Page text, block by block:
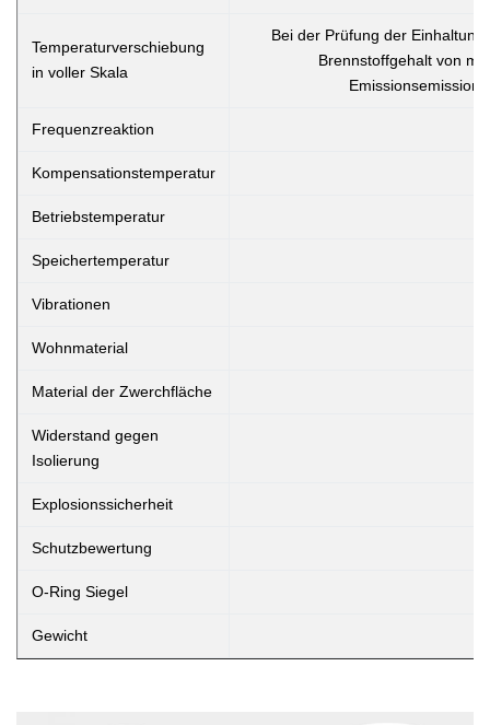
Temperaturverschiebung
in voller Skala
Bei der Prüfung der
Brennstoffgehalt von
Frequenzreaktion
Kompensationstemperatur
Betriebstemperatur
Speichertemperatur
Vibrationen
Wohnmaterial
Material der Zwerchfläche
Widerstand gegen
Isolierung
Explosionssicherheit
Schutzbewertung
O-Ring Siegel
Gewicht